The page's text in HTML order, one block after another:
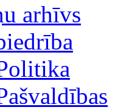
arhīvs